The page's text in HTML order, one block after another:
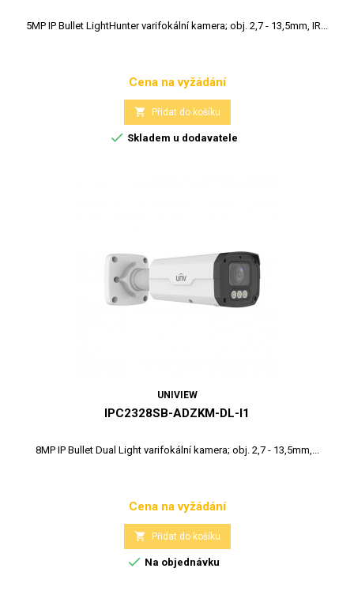
5MP IP Bullet LightHunter varifokální kamera; obj. 2,7 - 13,5mm, IR...
Cena
Cena na vyžádání
 Přidat do košíku
 Skladem u dodavatele
UNIVIEW
IPC2328SB-ADZKM-DL-I1
8MP IP Bullet Dual Light varifokální kamera; obj. 2,7 - 13,5mm,...
Cena
Cena na vyžádání
 Přidat do košíku
 Na objednávku